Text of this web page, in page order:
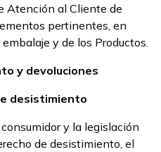
Atención al Cliente de
pertinentes, en
y de los Productos.
y devoluciones
desistimiento
y la legislación
de desistimiento, el